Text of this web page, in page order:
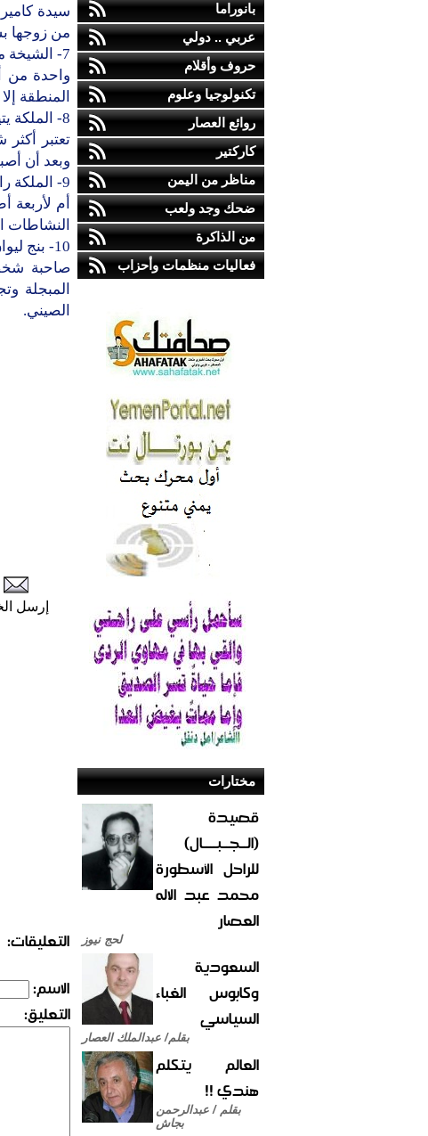
بانوراما
عربي .. دولي
حروف وأقلام
تكنولوجيا وعلوم
روائع العصار
كاركتير
مناظر من اليمن
ضحك وجد ولعب
من الذاكرة
فعاليات منظمات وأحزاب
مختارات
قصيدة
(الــجــبــــال)
للراحل الأسطورة
محمد عبد الاله
العصار
لحج نيوز
السعودية
وكابوس الغباء
السياسي
بقلم/ عبدالملك العصار
العالم يتكلم
هندي !!
بقلم / عبدالرحمن
بجاش
سيدة
من زوجها
7- الشيخة موزة بنت ناصر المسند — دولة قطر
واحدة من
المنطقة
8- الملكة يتيسيا — إسبانيا
تعتبر
وبعد أن
9- الملكة رانيا — الأردن
أم لأربعة
النشاطات
10- بنج ليوان — الصين
صاحبة
المبجلة
الصيني.
إرسل
التعليقات:
الاسم:
التعليق: